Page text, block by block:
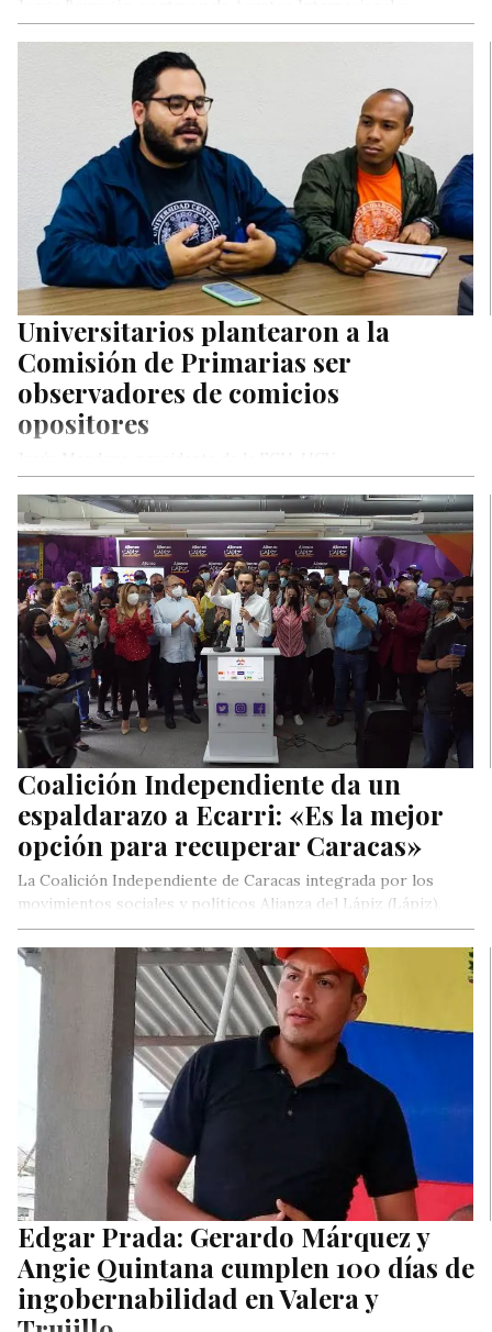
Universitarios plantearon a la
Comisión de Primarias ser
observadores de comicios
opositores
Coalición Independiente da un
espaldarazo a Ecarri: «Es la mejor
opción para recuperar Caracas»
La Coalición Independiente de Caracas integrada por los
movimientos sociales y políticos Alianza del Lápiz (Lápiz),
Partido Unión y Entendimiento…
Edgar Prada: Gerardo Márquez y
Angie Quintana cumplen 100 días de
ingobernabilidad en Valera y